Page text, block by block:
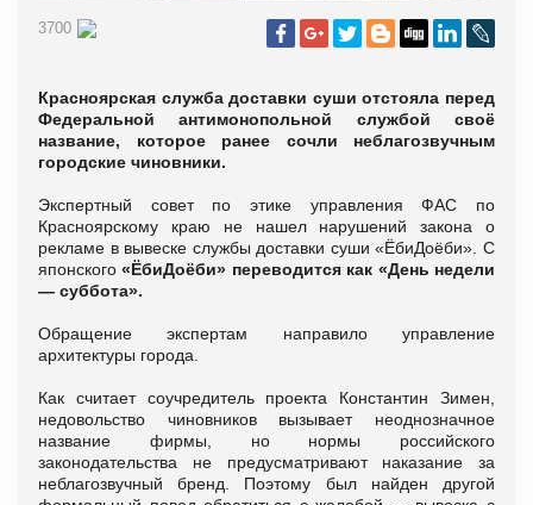
3700
Красноярская служба доставки суши отстояла перед
Федеральной антимонопольной службой своё
название, которое ранее сочли неблагозвучным
городские чиновники.
Экспертный совет по этике управления ФАС по
Красноярскому краю не нашел нарушений закона о
рекламе в вывеске службы доставки суши «ЁбиДоёби». С
японского«ЁбиДоёби» переводится как «День недели
— суббота».
Обращение экспертам направило управление
архитектуры города.
Как считает соучредитель проекта Константин Зимен,
недовольство чиновников вызывает неоднозначное
название фирмы, но нормы российского
законодательства не предусматривают наказание за
неблагозвучный бренд. Поэтому был найден другой